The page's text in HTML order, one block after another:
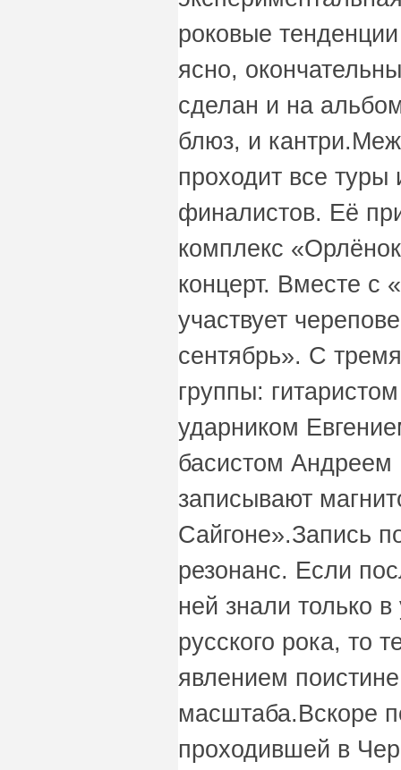
роковые
ясно,
сделан и на
блюз, и
проходит все туры
финалистов. Её
комплекс
концерт. Вместе с
участвует
сентябрь». С
группы:
ударником
басистом
записывают
Сайгоне».Запись
резонанс. Если
ней знали только
русского рока, то
явлением
масштаба.Вскоре
проходившей в